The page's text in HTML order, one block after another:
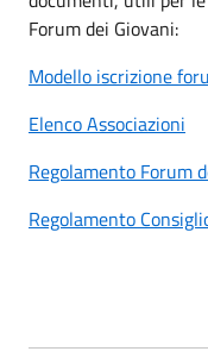
Forum dei Giovani:
Modello iscrizione
Elenco Associazioni
Regolamento Forum
Regolamento